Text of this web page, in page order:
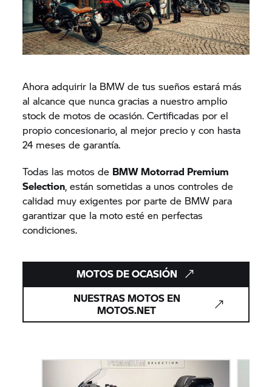
Ahora adquirir la BMW de tus sueños estará más
al alcance que nunca gracias a nuestro amplio
stock de motos de ocasión. Certificadas por el
propio concesionario, al mejor precio y con hasta
24 meses de garantía.
Todas las motos de BMW Motorrad Premium
Selection, están sometidas a unos controles de
calidad muy exigentes por parte de BMW para
garantizar que la moto esté en perfectas
condiciones.
MOTOS DE OCASIÓN
NUESTRAS MOTOS EN
MOTOS.NET